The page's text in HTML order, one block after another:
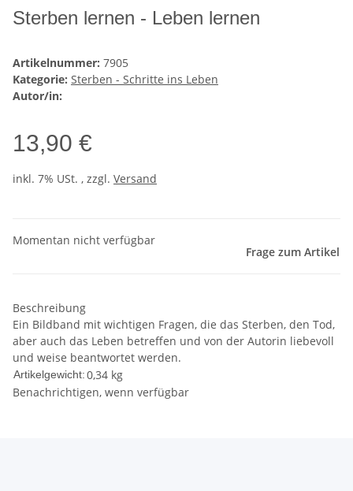
Sterben lernen - Leben lernen
Artikelnummer: 7905
Kategorie: Sterben - Schritte ins Leben
Autor/in:
13,90 €
inkl. 7% USt. , zzgl. Versand
Momentan nicht verfügbar
Frage zum Artikel
Beschreibung
Ein Bildband mit wichtigen Fragen, die das Sterben, den Tod,
aber auch das Leben betreffen und von der Autorin liebevoll
und weise beantwortet werden.
Artikelgewicht:0,34 kg
Benachrichtigen, wenn verfügbar